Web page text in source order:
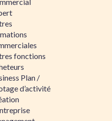
fonctions
Plan /
d’activité